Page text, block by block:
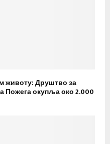
животу: Друштво за
Пожега окупља око 2.000